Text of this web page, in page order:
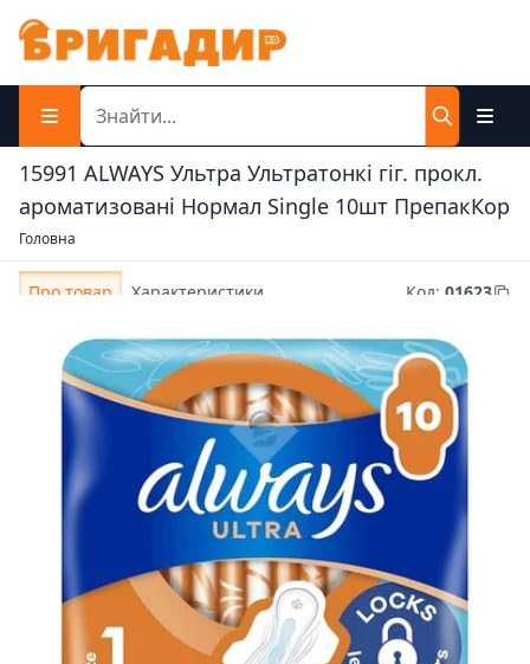
15991 ALWAYS Ультра Ультратонкі гіг. прокл.
ароматизовані Нормал Single 10шт ПрепакКор
Головна
Про товар Характеристики Код: 01623